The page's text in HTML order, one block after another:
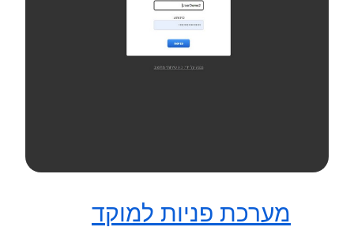
מערכת פניות למוקד